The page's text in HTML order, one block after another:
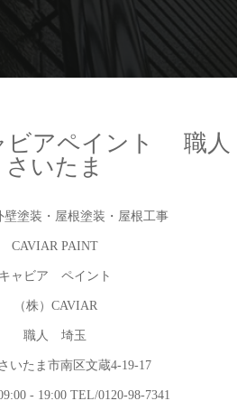
ビアペイント 職
さいたま
塗装・屋根塗装・屋根工事
CAVIAR PAINT
キャビア ペイント
（株）CAVIAR
職人 埼玉
いたま市南区文蔵4-19-17
- 19:00 TEL/0120-98-7341